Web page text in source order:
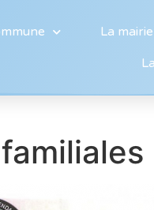
La mairie